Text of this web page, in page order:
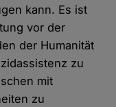
kann. Es ist
vor der
der Humanität
zu
mit
zu